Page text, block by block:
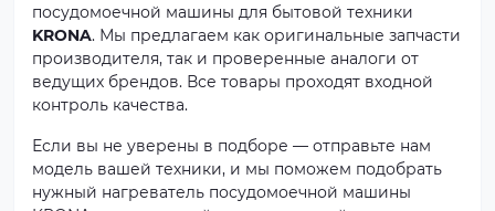
посудомоечной машины для бытовой техники
KRONA. Мы предлагаем как оригинальные запчасти
производителя, так и проверенные аналоги от
ведущих брендов. Все товары проходят входной
контроль качества.
Если вы не уверены в подборе — отправьте нам
модель вашей техники, и мы поможем подобрать
нужный нагреватель посудомоечной машины